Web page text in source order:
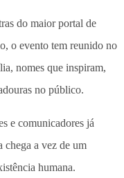
do maior portal de
o evento tem reunido no
nomes que inspiram,
no público.
e comunicadores já
a vez de um
humana.